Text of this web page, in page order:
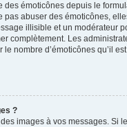
des émoticônes depuis le
pas abuser des émoticônes,
illisible et un modérateur
complètement. Les
nombre d’émoticônes qu’il
?
images à vos messages. Si